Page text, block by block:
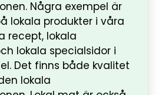
Några exempel är
lokala produkter i våra
recept, lokala
lokala specialsidor i
Det finns både kvalitet
lokala